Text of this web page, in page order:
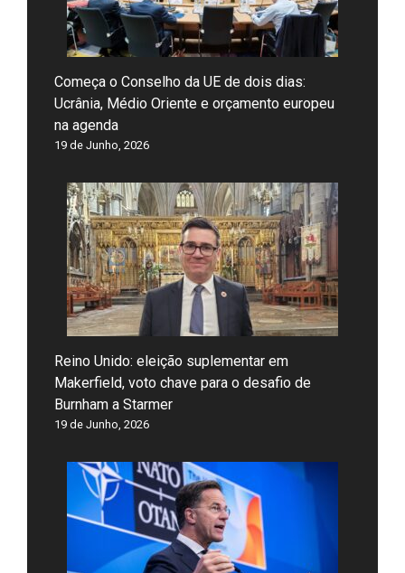
Começa o Conselho da UE de dois dias:
Ucrânia, Médio Oriente e orçamento europeu
na agenda
19 de Junho, 2026
Reino Unido: eleição suplementar em
Makerfield, voto chave para o desafio de
Burnham a Starmer
19 de Junho, 2026